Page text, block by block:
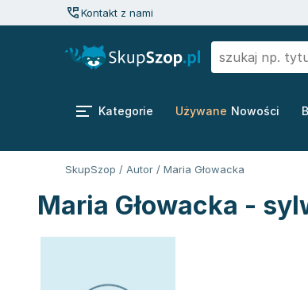
Kontakt z nami
Kategorie Używane Nowości
SkupSzop / Autor / Maria Głowacka
Maria Głowacka -